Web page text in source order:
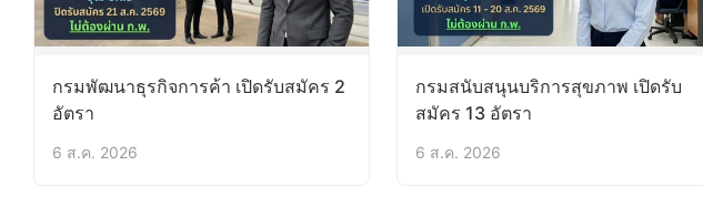
กรมพัฒนาธุรกิจการค้า เปิดรับสมัคร 2
อัตรา
6 ส.ค. 2026
กรมสนับสนุนบริการสุขภาพ เปิดรับ
สมัคร 13 อัตรา
6 ส.ค. 2026